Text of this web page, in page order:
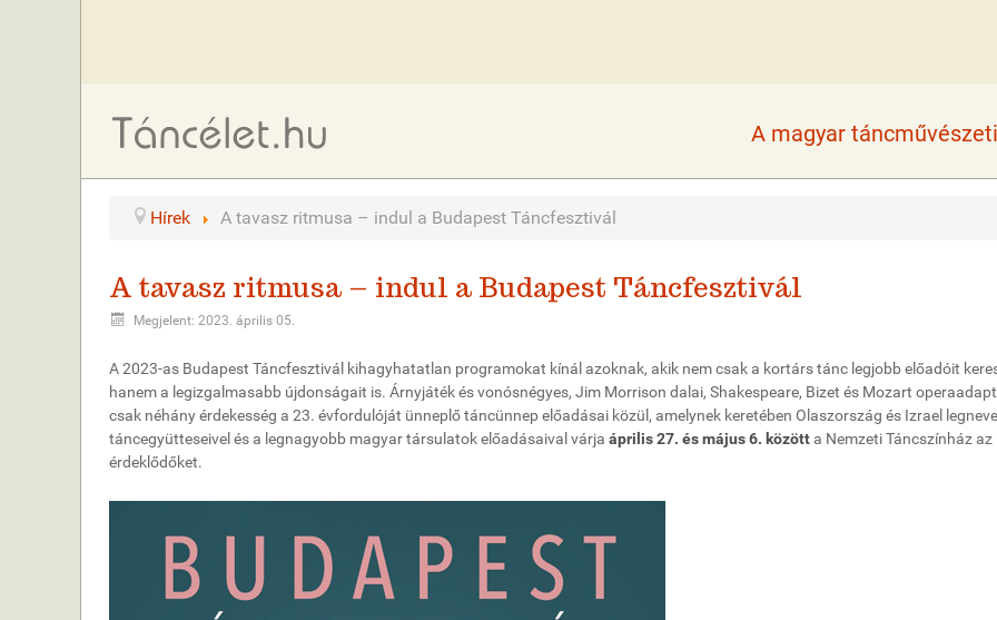
A magyar
Hírek A tavasz ritmusa – indul a Budapest Táncfesztivál
A tavasz ritmusa – indul a Budapest Táncfesztivál
Megjelent: 2023. április 05.
A 2023-as Budapest Táncfesztivál kihagyhatatlan programokat kínál azoknak, akik nem csak a kortárs tánc legjobb előadóit
hanem a legizgalmasabb újdonságait is. Árnyjáték és vonósnégyes, Jim Morrison dalai, Shakespeare, Bizet és Mozart
csak néhány érdekesség a 23. évfordulóját ünneplő táncünnep előadásai közül, amelynek keretében Olaszország és Izrael
táncegyütteseivel és a legnagyobb magyar társulatok előadásaival várja április 27. és május 6. között a Nemzeti Táncszínház az
érdeklődőket.